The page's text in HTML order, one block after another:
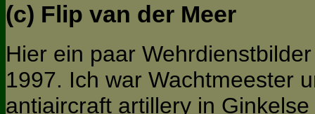
(c) Flip van der Meer
Hier ein paar
1997. Ich war Wachtmeester
antiaircraft artillery in